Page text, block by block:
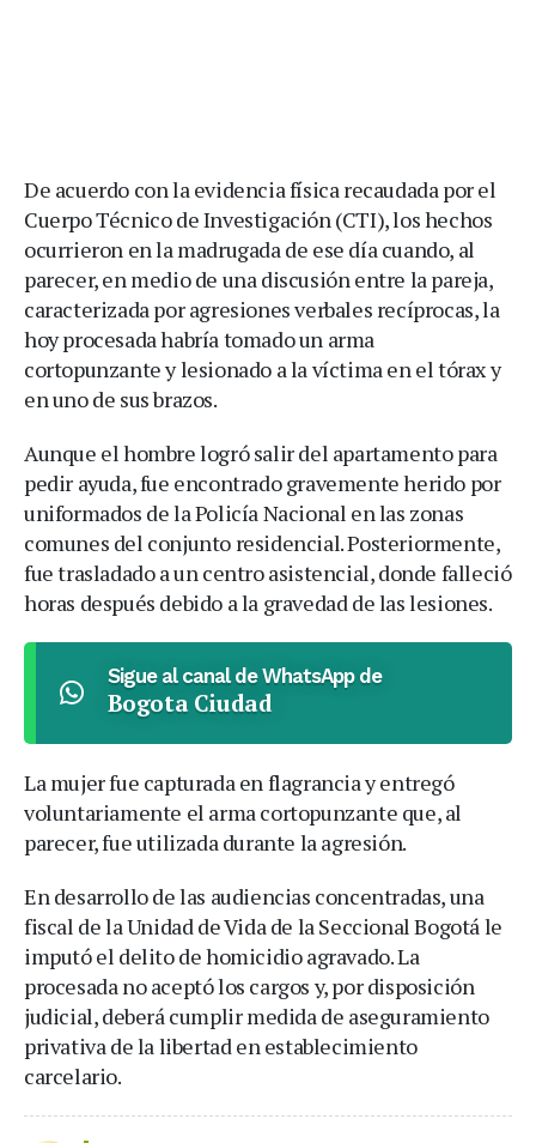
De acuerdo con la evidencia física recaudada por el
Cuerpo Técnico de Investigación (CTI), los hechos
ocurrieron en la madrugada de ese día cuando, al
parecer, en medio de una discusión entre la pareja,
caracterizada por agresiones verbales recíprocas, la
hoy procesada habría tomado un arma
cortopunzante y lesionado a la víctima en el tórax y
en uno de sus brazos.
Aunque el hombre logró salir del apartamento para
pedir ayuda, fue encontrado gravemente herido por
uniformados de la Policía Nacional en las zonas
comunes del conjunto residencial. Posteriormente,
fue trasladado a un centro asistencial, donde falleció
horas después debido a la gravedad de las lesiones.
Sigue al canal de WhatsApp de
Bogota Ciudad
La mujer fue capturada en flagrancia y entregó
voluntariamente el arma cortopunzante que, al
parecer, fue utilizada durante la agresión.
En desarrollo de las audiencias concentradas, una
fiscal de la Unidad de Vida de la Seccional Bogotá le
imputó el delito de homicidio agravado. La
procesada no aceptó los cargos y, por disposición
judicial, deberá cumplir medida de aseguramiento
privativa de la libertad en establecimiento
carcelario.